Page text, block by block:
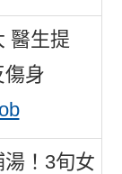
醫生提
傷身
！3旬女